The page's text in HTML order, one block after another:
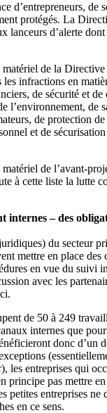
d’entrepreneurs, de
protégés. La
lanceurs d’alerte
de la Directive
les infractions en
de sécurité et
l’environnement, de
de protection
et de
de l’avant-
à cette liste la lutte
internes – des
du secteur
mettre en place des
en vue du suivi
avec les
de 50 à 249
internes que
donc d’un
les entreprises qui
principe pas mettre
petites entreprises ne
en ce sens.